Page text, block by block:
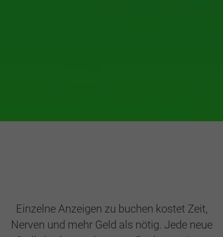
Einzelne Anzeigen zu buchen kostet Zeit,
Nerven und mehr Geld als nötig. Jede neue